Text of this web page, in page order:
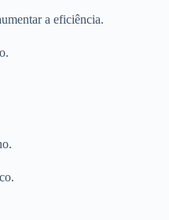
a eficiência.